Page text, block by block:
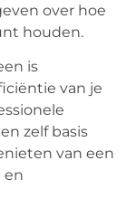
over hoe
houden.
is
van je
zelf basis
van een
en